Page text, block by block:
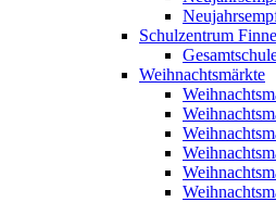
Schulzentrum
Weihnachtsmärkte